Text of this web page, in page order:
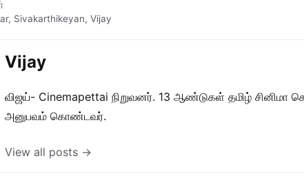
, Sivakarthikeyan, Vijay
Vijay
விஜய்- Cinemapettai நிறுவனர். 13 ஆண்டுகள் தமிழ் சினிமா
அனுபவம் கொண்டவர்.
View all posts →